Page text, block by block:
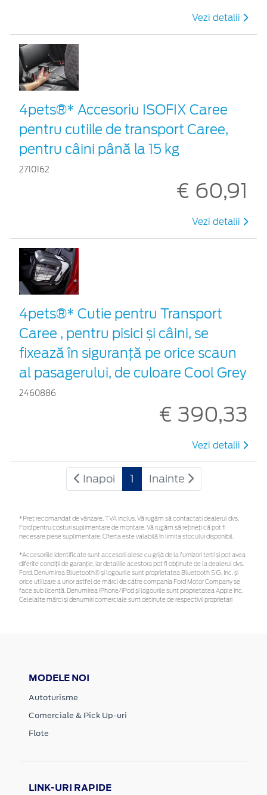
Vezi detalii
4pets®* Accesoriu ISOFIX Caree
pentru cutiile de transport Caree,
pentru câini până la 15 kg
2710162
€ 60,91
Vezi detalii
4pets®* Cutie pentru Transport
Caree , pentru pisici și câini, se
fixează în siguranță pe orice scaun
al pasagerului, de culoare Cool Grey
2460886
€ 390,33
Vezi detalii
Inapoi 1 Inainte
*Preţ recomandat de vânzare, TVA inclus. Vă rugăm să contactaţi dealerul dvs.
Ford pentru costuri suplimentare de montare. Vă rugăm să rețineți că pot fi
necesare piese suplimentare. Oferta este valabilă în limita stocului disponibil.
*Accesoriile identificate sunt accesorii alese cu grijă de la furnizori terți și pot avea
diferite condiții de garanție, iar detaliile acestora pot fi obținute de la dealerul dvs.
Ford. Denumirea Bluetooth® și logourile sunt proprietatea Bluetooth SIG, Inc. și
orice utilizare a unor astfel de mărci de către compania Ford Motor Company se
face sub licență. Denumirea iPhone/iPod și logourile sunt proprietatea Apple Inc.
Celelalte mărci și denumiri comerciale sunt deținute de respectivii proprietari
MODELE NOI
Autoturisme
Comerciale & Pick Up-uri
Flote
LINK-URI RAPIDE